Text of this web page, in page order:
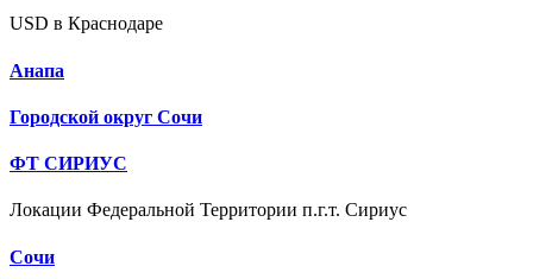
USD в Краснодаре
Анапа
Городской округ Сочи
ФТ СИРИУС
Локации Федеральной Территории п.г.т. Сириус
Сочи